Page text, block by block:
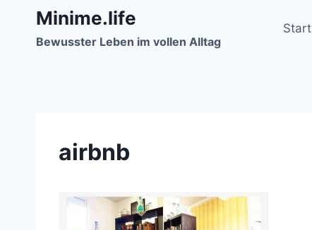
springen
Minime.life
Bewusster Leben im vollen Alltag
Start
airbnb